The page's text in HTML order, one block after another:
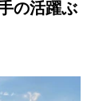
の活躍ぶ